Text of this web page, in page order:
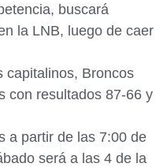
buscará
la LNB, luego de caer
capitalinos, Broncos
con resultados 87-66 y
a partir de las 7:00 de
será a las 4 de la